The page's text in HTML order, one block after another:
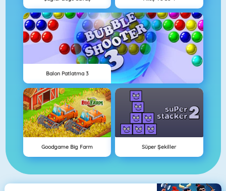
Balon Patlatma 3
Goodgame Big Farm Süper Şekiller